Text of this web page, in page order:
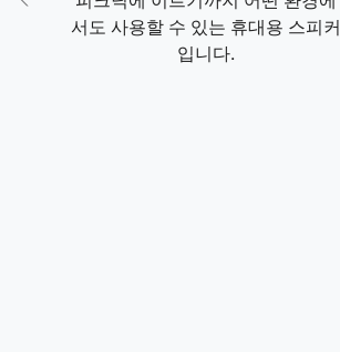
서도 사용할 수 있는 휴대용 스피커
입니다.